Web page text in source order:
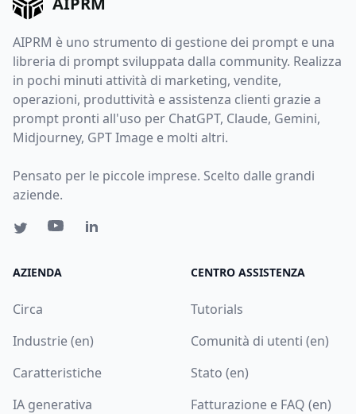
AIPRM è uno strumento di gestione dei prompt e una
libreria di prompt sviluppata dalla community. Realizza
in pochi minuti attività di marketing, vendite,
operazioni, produttività e assistenza clienti grazie a
prompt pronti all'uso per ChatGPT, Claude, Gemini,
Midjourney, GPT Image e molti altri.
Pensato per le piccole imprese. Scelto dalle grandi
aziende.
AZIENDA
Circa
Industrie (en)
Caratteristiche
IA generativa
CENTRO ASSISTENZA
Tutorials
Comunità di utenti (en)
Stato (en)
Fatturazione e FAQ (en)